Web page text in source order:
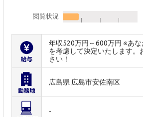
閲覧状況
年収520万円～600万円 ※あ
を考慮して決定いたします。
さい！
広島県 広島市安佐南区
-